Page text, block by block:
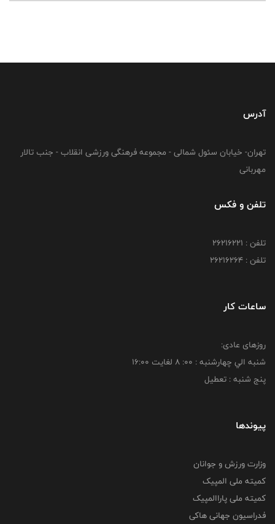
آدرس
تهران- خیابان سئول شمالی - مجموعه فرهنگی ورزشی انقلاب - جنب تالار
مهربانی
تلفن و فکس
تلفن : 26216221
تلفن : 26216264
ساعات کار
روزهای عادی:
شنبه الي چهارشنبه : 00: 8 لغايت 16:00
پنج شنبه : تعطیل
پیوندها
وزارت ورزش و جوانان
کمیته ملی المپیک
کمیته ملی پاراالمپیک
فدراسیون جهانی هاکی